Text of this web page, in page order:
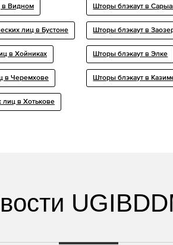
в Видном
лиц в Бустоне
в Хойниках
в Черемхове
лиц в Хотькове
Шторы блэкаут в
Шторы блэкаут в
Шторы блэкаут в Элке
Шторы блэкаут в